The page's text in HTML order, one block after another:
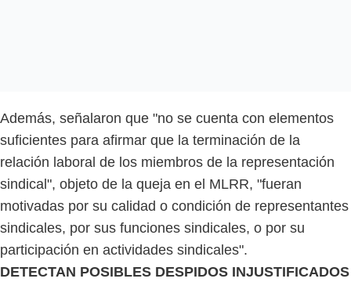
Además, señalaron que "no se cuenta con elementos
suficientes para afirmar que la terminación de la
relación laboral de los miembros de la representación
sindical", objeto de la queja en el MLRR, "fueran
motivadas por su calidad o condición de representantes
sindicales, por sus funciones sindicales, o por su
participación en actividades sindicales".
DETECTAN POSIBLES DESPIDOS INJUSTIFICADOS